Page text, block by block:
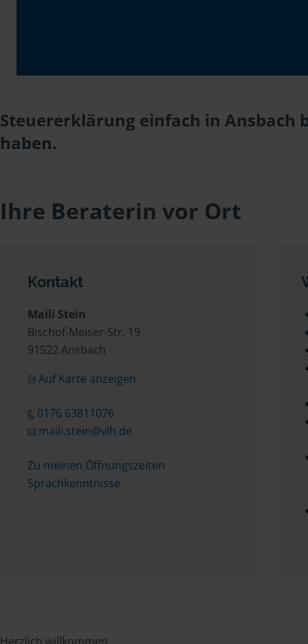
Steuererklärung einfach in Ansbach
haben.
Ihre Beraterin vor Ort
Kontakt
Maili Stein
Bischof-Meiser-Str. 19
91522 Ansbach
Auf Karte anzeigen
0176 63811076
maili.stein@vlh.de
Zu meinen Öffnungszeiten
Sprachkenntnisse